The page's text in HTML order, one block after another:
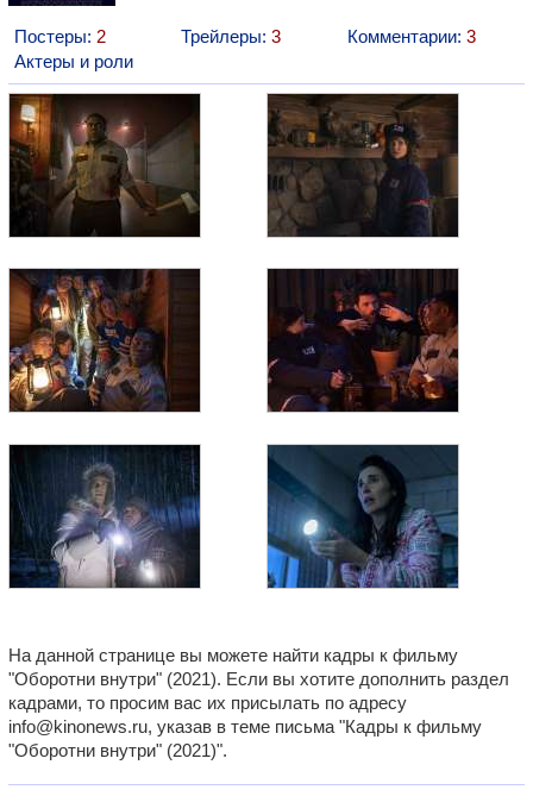
Постеры: 2 Трейлеры: 3 Комментарии: 3
Актеры и роли
На данной странице вы можете найти кадры к фильму
"Оборотни внутри" (2021). Если вы хотите дополнить раздел
кадрами, то просим вас их присылать по адресу
info@kinonews.ru, указав в теме письма "Кадры к фильму
"Оборотни внутри" (2021)".